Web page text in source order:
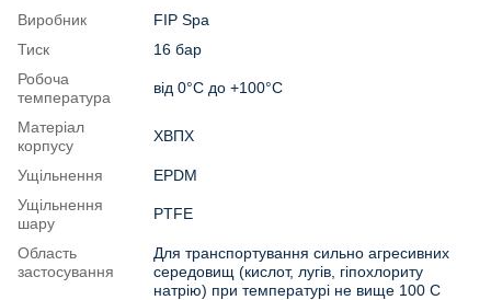
Виробник
FIP Spa
Тиск
16 бар
Робоча
температура
від 0°С до +100°С
Матеріал
корпусу
ХВПХ
Ущільнення
EPDM
Ущільнення
шару
PTFE
Область
застосування
Для транспортування сильно агресивних
середовищ (кислот, лугів, гіпохлориту
натрію) при температурі не вище 100 C